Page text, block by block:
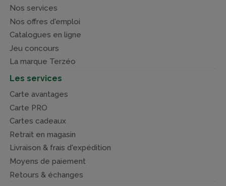
Nos services
Nos offres d'emploi
Catalogues en ligne
Jeu concours
La marque Terzéo
Les services
Carte avantages
Carte PRO
Cartes cadeaux
Retrait en magasin
Livraison & frais d'expédition
Moyens de paiement
Retours & échanges